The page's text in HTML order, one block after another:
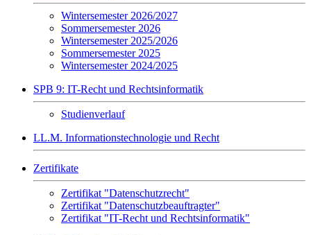
Wintersemester 2026/2027
Sommersemester 2026
Wintersemester 2025/2026
Sommersemester 2025
Wintersemester 2024/2025
SPB 9: IT-Recht und Rechtsinformatik
Studienverlauf
LL.M. Informationstechnologie und Recht
Zertifikate
Zertifikat "Datenschutzrecht"
Zertifikat "Datenschutzbeauftragter"
Zertifikat "IT-Recht und Rechtsinformatik"